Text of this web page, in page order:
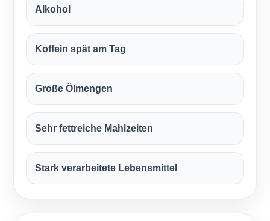
Alkohol
Koffein spät am Tag
Große Ölmengen
Sehr fettreiche Mahlzeiten
Stark verarbeitete Lebensmittel